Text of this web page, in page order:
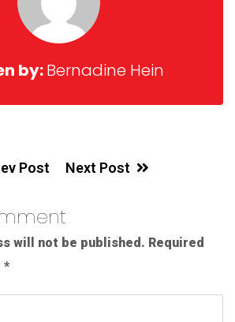
by:Bernadine Hein
Post Next Post
will not be published. Required
*